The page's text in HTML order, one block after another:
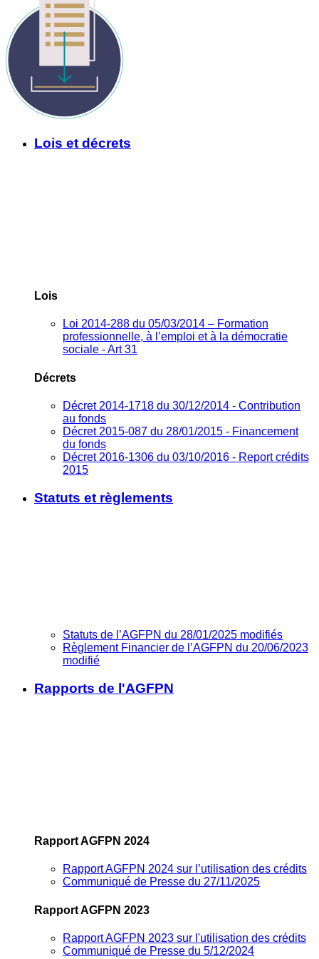
Lois et décrets
Lois
Loi 2014-288 du 05/03/2014 – Formation
professionnelle, à l’emploi et à la démocratie
sociale - Art 31
Décrets
Décret 2014-1718 du 30/12/2014 - Contribution
au fonds
Décret 2015-087 du 28/01/2015 - Financement
du fonds
Décret 2016-1306 du 03/10/2016 - Report crédits
2015
Statuts et règlements
Statuts de l’AGFPN du 28/01/2025 modifiés
Règlement Financier de l’AGFPN du 20/06/2023
modifié
Rapports de l'AGFPN
Rapport AGFPN 2024
Rapport AGFPN 2024 sur l’utilisation des crédits
Communiqué de Presse du 27/11/2025
Rapport AGFPN 2023
Rapport AGFPN 2023 sur l'utilisation des crédits
Communiqué de Presse du 5/12/2024